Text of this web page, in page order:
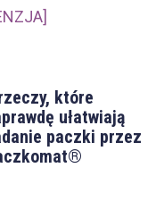
które
ułatwiają
paczki przez